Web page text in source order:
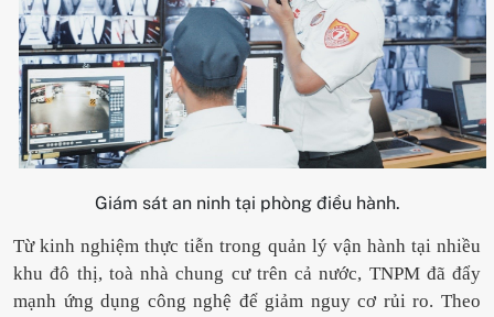
Giám sát an ninh tại phòng điều hành.
Từ kinh nghiệm thực tiễn trong quản lý vận hành tại nhiều
khu đô thị, toà nhà chung cư trên cả nước, TNPM đã đẩy
mạnh ứng dụng công nghệ để giảm nguy cơ rủi ro. Theo